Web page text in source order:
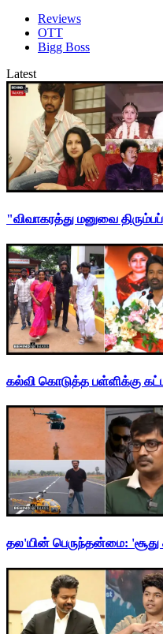
Reviews
OTT
Bigg Boss
Latest
"விவாகரத்து மனுவை
கல்வி கொடுத்த பள்ளிக்கு
தல'யின் பெருந்தன்மை: 'சூது